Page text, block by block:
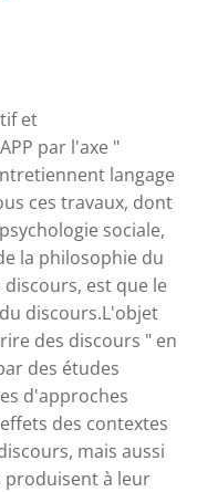
et
par l'axe "
langage
ces travaux, dont
sociale,
la philosophie du
est que le
discours.L'objet
des discours " en
des études
d'approches
des contextes
mais aussi
produisent à leur